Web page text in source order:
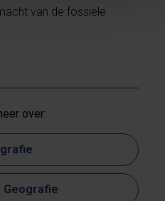
van de fossiele
over:
Geografie